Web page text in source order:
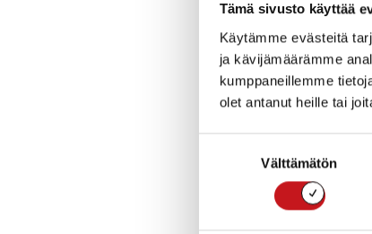
Tämä sivusto käyttää
Käytämme evästeitä
ja kävijämäärämme
kumppaneillemme
olet antanut heille tai
Välttämätön
Salivuorojen
« Uutishuone